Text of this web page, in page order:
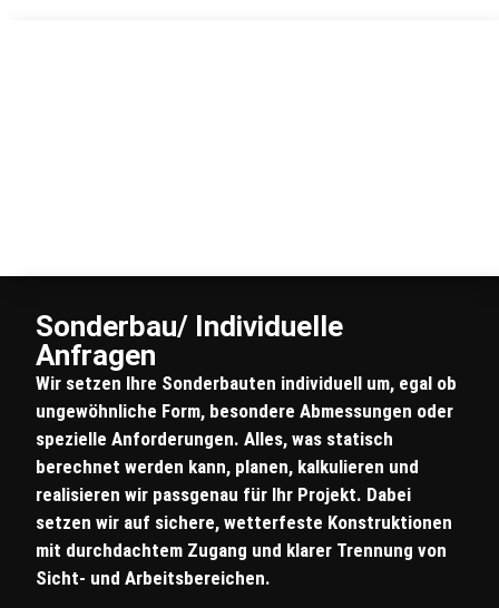
Sonderbau/ Individuelle
Anfragen
Wir setzen Ihre Sonderbauten individuell um, egal ob
ungewöhnliche Form, besondere Abmessungen oder
spezielle Anforderungen. Alles, was statisch
berechnet werden kann, planen, kalkulieren und
realisieren wir passgenau für Ihr Projekt. Dabei
setzen wir auf sichere, wetterfeste Konstruktionen
mit durchdachtem Zugang und klarer Trennung von
Sicht- und Arbeitsbereichen.